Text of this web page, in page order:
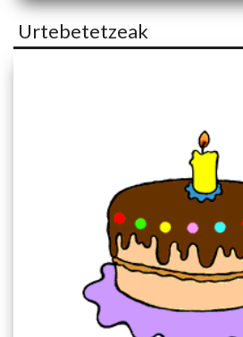
Urtebetetzeak